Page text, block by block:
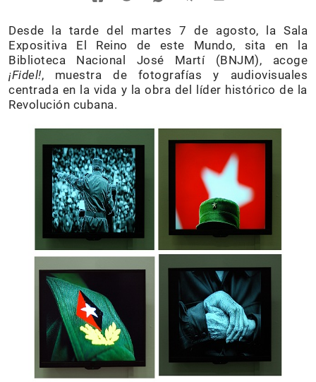
Desde la tarde del martes 7 de agosto, la Sala
Expositiva El Reino de este Mundo, sita en la
Biblioteca Nacional José Martí (BNJM), acoge
¡Fidel!, muestra de fotografías y audiovisuales
centrada en la vida y la obra del líder histórico de la
Revolución cubana.